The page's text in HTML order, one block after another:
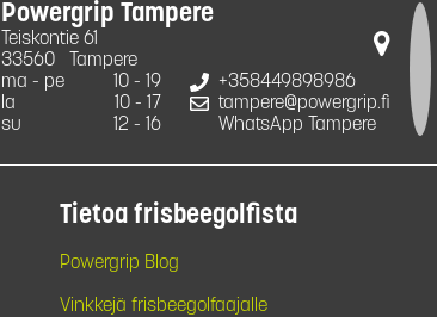
Powergrip Tampere
Teiskontie 61
33560
Tampere
ma - pe
10 - 19
la
10 - 17
su
12 - 16
+358449898986
tampere@powergrip.fi
WhatsApp Tampere
Tietoa frisbeegolfista
Powergrip Blog
Vinkkejä frisbeegolfaajalle